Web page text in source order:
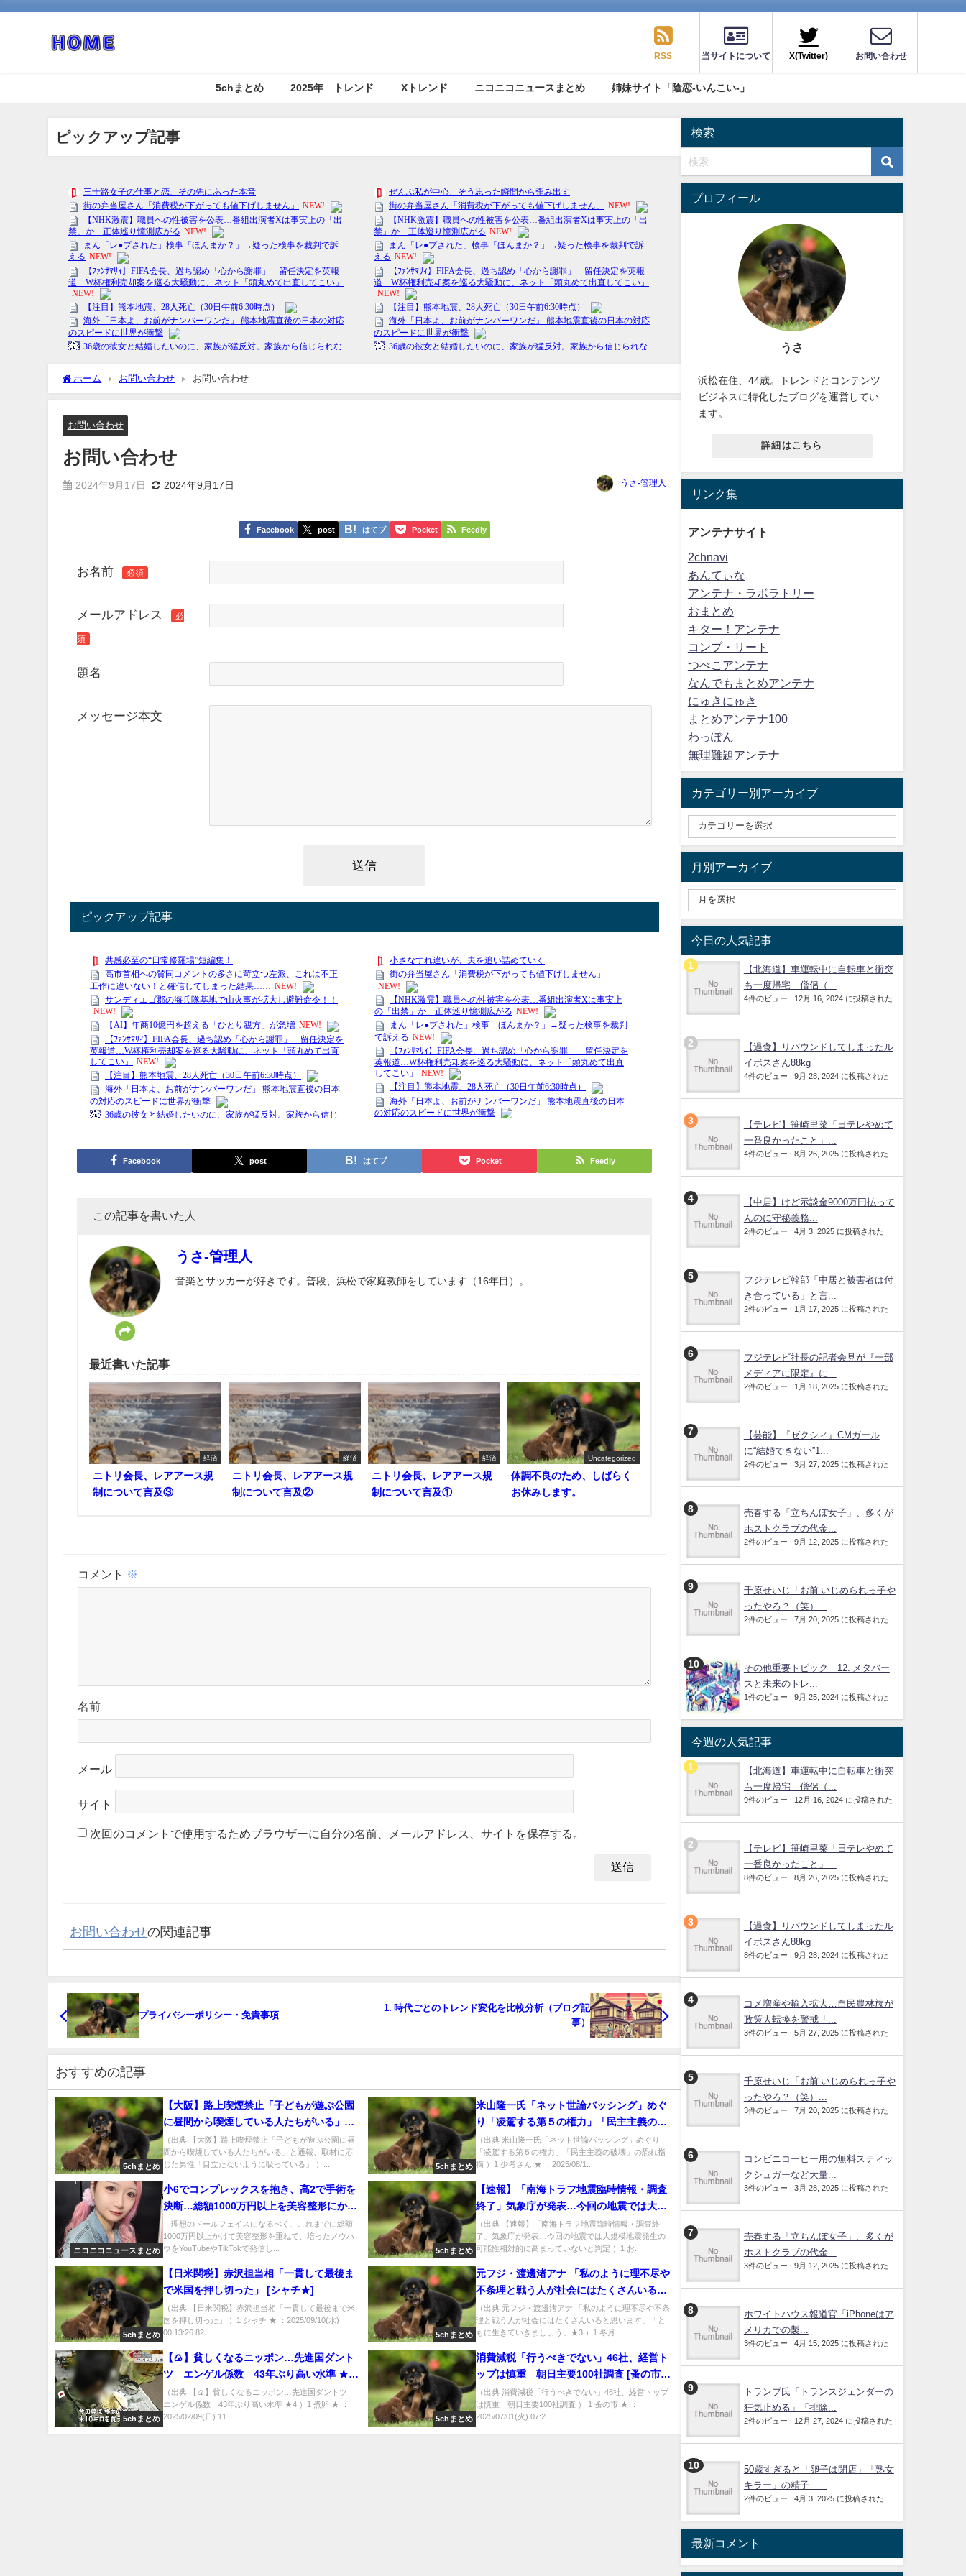
RSS 当サイトについて X(Twitter) お問い合わせ
5chまとめ 2025年 トレンド Xトレンド ニコニコニュースまとめ 姉妹サイト「陰恋-いんこい-」
ピックアップ記事
ホーム お問い合わせ お問い合わせ
お問い合わせ
お問い合わせ
2024年9月17日 2024年9月17日 うさ-管理人
Facebook post はてブ Pocket Feedly
お名前 必須
メールアドレス 必
須
題名
メッセージ本文
ピックアップ記事
Facebook post はてブ Pocket Feedly
この記事を書いた人
うさ-管理人
音楽とサッカーが好きです。普段、浜松で家庭教師をしています（16年目）。
最近書いた記事
経済
ニトリ会長、レアアース規
制について言及③
経済
ニトリ会長、レアアース規
制について言及②
経済
ニトリ会長、レアアース規
制について言及①
Uncategorized
体調不良のため、しばらく
お休みします。
コメント ※
名前
メール
サイト
次回のコメントで使用するためブラウザーに自分の名前、メールアドレス、サイトを保存する。
お問い合わせの関連記事
プライバシーポリシー・免責事項
1. 時代ごとのトレンド変化を比較分析（ブログ記
事）
おすすめの記事
5chまとめ
【大阪】路上喫煙禁止「子どもが遊ぶ公園
に昼間から喫煙している人たちがいる」と
通報、取材に応じた男性「目立たないよう
に吸っている」 [ぐれ★]
（出典 【大阪】路上喫煙禁止「子どもが遊ぶ公園に昼
間から喫煙している人たちがいる」と通報、取材に応
じた男性「目立たないように吸っている」 ）...
5chまとめ
米山隆一氏「ネット世論バッシング」めぐ
り「凌駕する第５の権力」「民主主義の破
壊」の恐れ指摘 [少考さん★]
（出典 米山隆一氏「ネット世論バッシング」めぐり
「凌駕する第５の権力」「民主主義の破壊」の恐れ指
摘 ）1 少考さん ★ ：2025/08/1...
ニコニコニュースまとめ
小6でコンプレックスを抱き、高2で手術を
決断…総額1000万円以上を美容整形にかけ
たインフルエンサーが“初めて行った整
形”とは
理想のドールフェイスになるべく、これまでに総額
1000万円以上かけて美容整形を重ねて、培ったノウハ
ウをYouTubeやTikTokで発信し...
5chまとめ
【速報】「南海トラフ地震臨時情報・調査
終了」気象庁が発表…今回の地震では大規
模地震発生の可能性相対的に高まっていな
いと判定 [お断り★]
（出典 【速報】「南海トラフ地震臨時情報・調査終
了」気象庁が発表…今回の地震では大規模地震発生の
可能性相対的に高まっていないと判定 ）1 お...
5chまとめ
【日米関税】赤沢担当相「一貫して最後ま
で米国を押し切った」 [シャチ★]
（出典 【日米関税】赤沢担当相「一貫して最後まで米
国を押し切った」 ）1 シャチ ★ ：2025/09/10(水)
00:13:26.82 ...
5chまとめ
元フジ・渡邊渚アナ 「私のように理不尽や
不条理と戦う人が社会にはたくさんいると
思います」「ともに生きていきましょう」
★3 [冬月記者★]
（出典 元フジ・渡邊渚アナ 「私のように理不尽や不条
理と戦う人が社会にはたくさんいると思います」「と
もに生きていきましょう」★3 ）1 冬月...
5chまとめ
【🍙】貧しくなるニッポン…先進国ダント
ツ エンゲル係数 43年ぶり高い水準 ★4
[煮卵★]
（出典 【🍙】貧しくなるニッポン…先進国ダントツ
エンゲル係数 43年ぶり高い水準 ★4 ）1 煮卵 ★ ：
2025/02/09(日) 11...
5chまとめ
消費減税「行うべきでない」46社、経営ト
ップは慎重 朝日主要100社調査 [蚤の市
★]
（出典 消費減税「行うべきでない」46社、経営トップ
は慎重 朝日主要100社調査 ） 1 蚤の市 ★ ：
2025/07/01(火) 07:2...
検索
プロフィール
うさ
浜松在住、44歳。トレンドとコンテンツ
ビジネスに特化したブログを運営してい
ます。
詳細はこちら
リンク集
アンテナサイト
2chnavi
あんてぃな
アンテナ・ラボラトリー
おまとめ
キター！アンテナ
コンプ・リート
つべこアンテナ
なんでもまとめアンテナ
にゅきにゅき
まとめアンテナ100
わっぽん
無理難題アンテナ
カテゴリー別アーカイブ
月別アーカイブ
今日の人気記事
【北海道】車運転中に自転車と衝突
も一度帰宅 僧侶（...
4件のビュー 12月 16, 2024 に投稿された
【過食】リバウンドしてしまったル
イボスさん88kg
4件のビュー 9月 28, 2024 に投稿された
【テレビ】笹崎里菜「日テレやめて
一番良かったこと」...
4件のビュー 8月 26, 2025 に投稿された
【中居】けど示談金9000万円払って
んのに守秘義務...
2件のビュー 4月 3, 2025 に投稿された
フジテレビ幹部「中居と被害者は付
き合っている」と言...
2件のビュー 1月 17, 2025 に投稿された
フジテレビ社長の記者会見が『一部
メディアに限定』に...
2件のビュー 1月 18, 2025 に投稿された
【芸能】『ゼクシィ』CMガール
に“結婚できない”1...
2件のビュー 3月 27, 2025 に投稿された
売春する「立ちんぼ女子」、多くが
ホストクラブの代金...
2件のビュー 9月 12, 2025 に投稿された
千原せいじ「お前 いじめられっ子や
ったやろ？（笑）...
2件のビュー 7月 20, 2025 に投稿された
その他重要トピック 12. メタバー
スと未来のトレ...
1件のビュー 9月 25, 2024 に投稿された
今週の人気記事
【北海道】車運転中に自転車と衝突
も一度帰宅 僧侶（...
9件のビュー 12月 16, 2024 に投稿された
【テレビ】笹崎里菜「日テレやめて
一番良かったこと」...
8件のビュー 8月 26, 2025 に投稿された
【過食】リバウンドしてしまったル
イボスさん88kg
8件のビュー 9月 28, 2024 に投稿された
コメ増産や輸入拡大…自民農林族が
政策大転換を警戒「...
3件のビュー 5月 27, 2025 に投稿された
千原せいじ「お前 いじめられっ子や
ったやろ？（笑）...
3件のビュー 7月 20, 2025 に投稿された
コンビニコーヒー用の無料スティッ
クシュガーなど大量...
3件のビュー 3月 28, 2025 に投稿された
売春する「立ちんぼ女子」、多くが
ホストクラブの代金...
3件のビュー 9月 12, 2025 に投稿された
ホワイトハウス報道官「iPhoneはア
メリカでの製...
3件のビュー 4月 15, 2025 に投稿された
トランプ氏「トランスジェンダーの
狂気止める」「排除...
2件のビュー 12月 27, 2024 に投稿された
50歳すぎると「卵子は閉店」「熟女
キラー」の精子…...
2件のビュー 4月 3, 2025 に投稿された
最新コメント